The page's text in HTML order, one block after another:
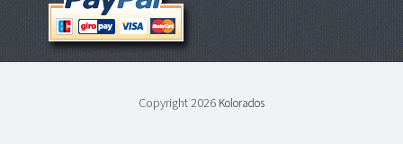
Copyright 2026 Kolorados